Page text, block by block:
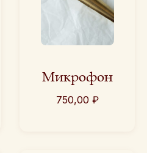
Микрофон
750,00 ₽